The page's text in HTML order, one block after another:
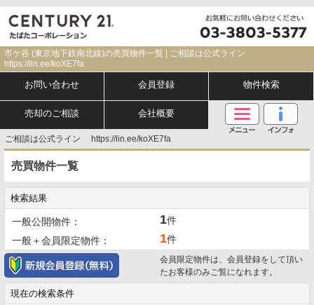
市ケ谷 (東京地下鉄南北線)の売買物件一覧 | ご相談は公式ライン
https://lin.ee/koXE7fa
お問い合わせ 会員登録 物件検索
売却のご相談 会社概要
ご相談は公式ライン https://lin.ee/koXE7fa
売買物件一覧
検索結果
一般公開物件： 1件
一般＋会員限定物件：
1件
会員限定物件は、会員登録をして頂い
たお客様のみご覧になれます。
現在の検索条件